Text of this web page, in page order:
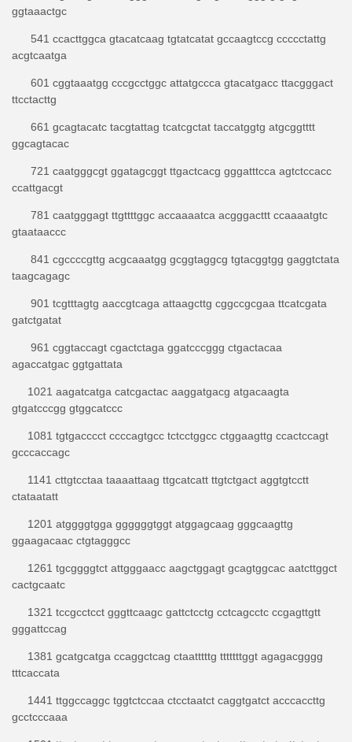
ggtaaactgc
541 ccacttggca gtacatcaag tgtatcatat gccaagtccg ccccctattg
acgtcaatga
601 cggtaaatgg cccgcctggc attatgccca gtacatgacc ttacgggact
ttcctacttg
661 gcagtacatc tacgtattag tcatcgctat taccatggtg atgcggtttt
ggcagtacac
721 caatgggcgt ggatagcggt ttgactcacg gggatttcca agtctccacc
ccattgacgt
781 caatgggagt ttgttttggc accaaaatca acgggacttt ccaaaatgtc
gtaataaccc
841 cgccccgttg acgcaaatgg gcggtaggcg tgtacggtgg gaggtctata
taagcagagc
901 tcgtttagtg aaccgtcaga attaagcttg cggccgcgaa ttcatcgata
gatctgatat
961 cggtaccagt cgactctaga ggatcccggg ctgactacaa
agaccatgac ggtgattata
1021 aagatcatga catcgactac aaggatgacg atgacaagta
gtgatcccgg gtggcatccc
1081 tgtgacccct ccccagtgcc tctcctggcc ctggaagttg ccactccagt
gcccaccagc
1141 cttgtcctaa taaaattaag ttgcatcatt ttgtctgact aggtgtcctt
ctataatatt
1201 atggggtgga ggggggtggt atggagcaag gggcaagttg
ggaagacaac ctgtagggcc
1261 tgcggggtct attgggaacc aagctggagt gcagtggcac aatcttggct
cactgcaatc
1321 tccgcctcct gggttcaagc gattctcctg cctcagcctc ccgagttgtt
gggattccag
1381 gcatgcatga ccaggctcag ctaatttttg tttttttggt agagacgggg
tttcaccata
1441 ttggccaggc tggtctccaa ctcctaatct caggtgatct acccaccttg
gcctcccaaa